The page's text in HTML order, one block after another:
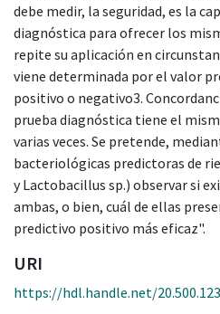
debe medir, la seguridad, es la
diagnóstica para ofrecer los
repite su aplicación en
viene determinada por el valor
positivo o negativo3.
prueba diagnóstica tiene el
varias veces. Se pretende,
bacteriológicas predictoras de
y Lactobacillus sp.) observar si
ambas, o bien, cuál de ellas
predictivo positivo más eficaz".
URI
https://hdl.handle.net/